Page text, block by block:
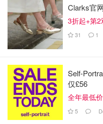
开多个程序或浏览器）
成。
Ryzen 9
$599.90
MS-01 Mini
Enterprise Support)
Clarks官
3折起+第2
31 1
Self-
仅£56
全年最低
5